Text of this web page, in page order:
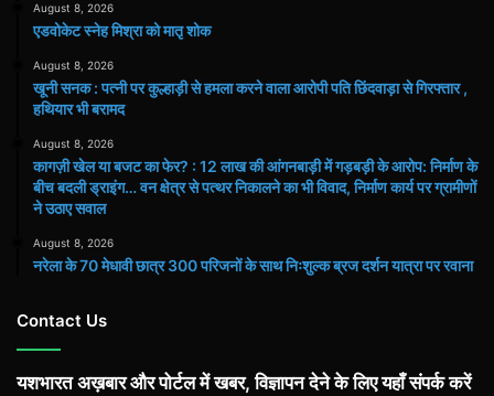
August 8, 2026
एडवोकेट स्नेह मिश्रा को मातृ शोक
August 8, 2026
खूनी सनक : पत्नी पर कुल्हाड़ी से हमला करने वाला आरोपी पति छिंदवाड़ा से गिरफ्तार ,
हथियार भी बरामद
August 8, 2026
कागज़ी खेल या बजट का फेर? : 12 लाख की आंगनबाड़ी में गड़बड़ी के आरोप: निर्माण के
बीच बदली ड्राइंग… वन क्षेत्र से पत्थर निकालने का भी विवाद, निर्माण कार्य पर ग्रामीणों
ने उठाए सवाल
August 8, 2026
नरेला के 70 मेधावी छात्र 300 परिजनों के साथ निःशुल्क ब्रज दर्शन यात्रा पर रवाना
Contact Us
यशभारत अख़बार और पोर्टल में खबर, विज्ञापन देने के लिए यहाँ संपर्क करें